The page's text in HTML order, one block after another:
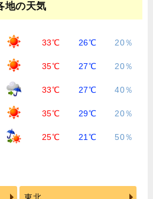
地の天気
33℃ 26℃ 20％
35℃ 27℃ 20％
33℃ 27℃ 40％
35℃ 29℃ 20％
25℃ 21℃ 50％
東北